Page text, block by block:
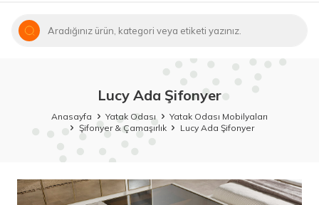
Lucy Ada Şifonyer
Anasayfa Yatak Odası
Yatak Odası Mobilyaları
Şifonyer & Çamaşırlık
Lucy Ada Şifonyer